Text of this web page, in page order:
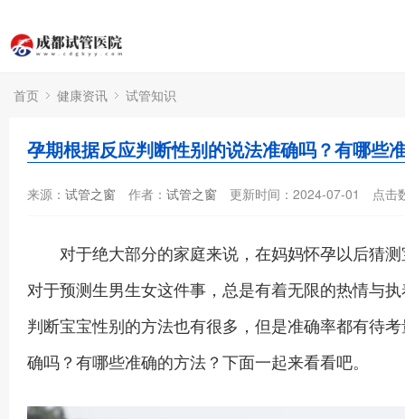
首页 健康资讯 试管知识
孕期根据反应判断性别的说法准确吗？有哪些
来源： 试管之窗 作者： 试管之窗 更新时间：2024-07-01 点击
对于绝大部分的家庭来说，在妈妈怀孕以后猜测
对于预测生男生女这件事，总是有着无限的热情与
判断宝宝性别的方法也有很多，但是准确率都有待
确吗？有哪些准确的方法？下面一起来看看吧。